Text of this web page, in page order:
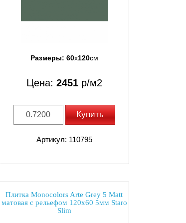
Размеры: 60x120см
Цена: 2451р/м2
Купить
Артикул: 110795
Плитка Monocolors Arte Grey 5 Matt
матовая с рельефом 120x60 5мм Staro
Slim